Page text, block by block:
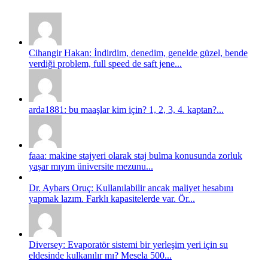
Cihangir Hakan: İndirdim, denedim, genelde güzel, bende
verdiği problem, full speed de saft jene...
arda1881: bu maaşlar kim için? 1, 2, 3, 4. kaptan?...
faaa: makine stajyeri olarak staj bulma konusunda zorluk
yaşar mıyım üniversite mezunu...
Dr. Aybars Oruç: Kullanılabilir ancak maliyet hesabını
yapmak lazım. Farklı kapasitelerde var. Ör...
Diversey: Evaporatör sistemi bir yerleşim yeri için su
eldesinde kulkanılır mı? Mesela 500...